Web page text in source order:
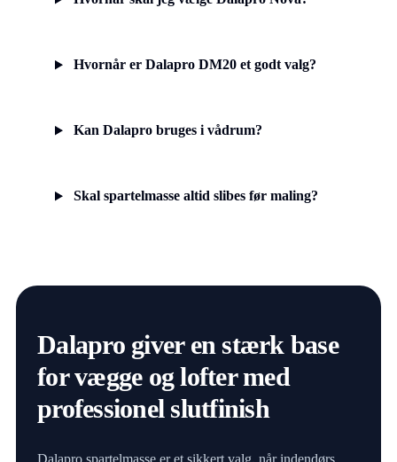
Hvornår er Dalapro DM20 et godt valg?
Kan Dalapro bruges i vådrum?
Skal spartelmasse altid slibes før maling?
Dalapro giver en stærk base
for vægge og lofter med
professionel slutfinish